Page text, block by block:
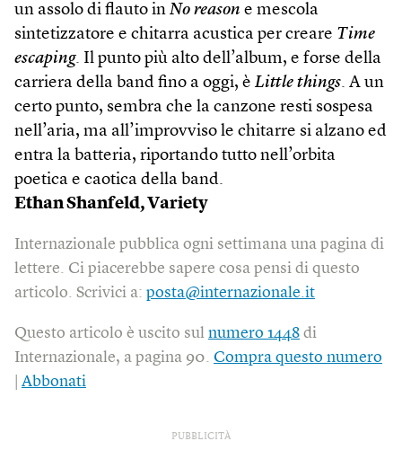
un assolo di flauto in No reason e mescola
sintetizzatore e chitarra acustica per creare Time
escaping. Il punto più alto dell’album, e forse della
carriera della band fino a oggi, è Little things. A un
certo punto, sembra che la canzone resti sospesa
nell’aria, ma all’improvviso le chitarre si alzano ed
entra la batteria, riportando tutto nell’orbita
poetica e caotica della band.
Ethan Shanfeld, Variety
Internazionale pubblica ogni settimana una pagina di
lettere. Ci piacerebbe sapere cosa pensi di questo
articolo. Scrivici a: posta@internazionale.it
Questo articolo è uscito sul numero 1448 di
Internazionale, a pagina 90. Compra questo numero
Abbonati
PUBBLICITÀ